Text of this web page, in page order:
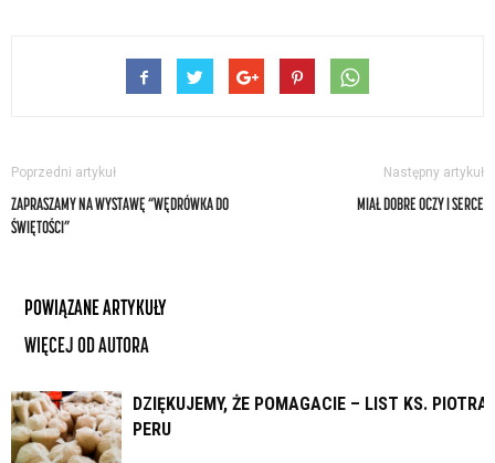
Poprzedni artykuł
ZAPRASZAMY NA WYSTAWĘ “WĘDRÓWKA DO
ŚWIĘTOŚCI”
Następny artykuł
MIAŁ DOBRE OCZY I SERCE
POWIĄZANE ARTYKUŁY
WIĘCEJ OD AUTORA
DZIĘKUJEMY, ŻE POMAGACIE – LIST KS. PIOTRA
PERU